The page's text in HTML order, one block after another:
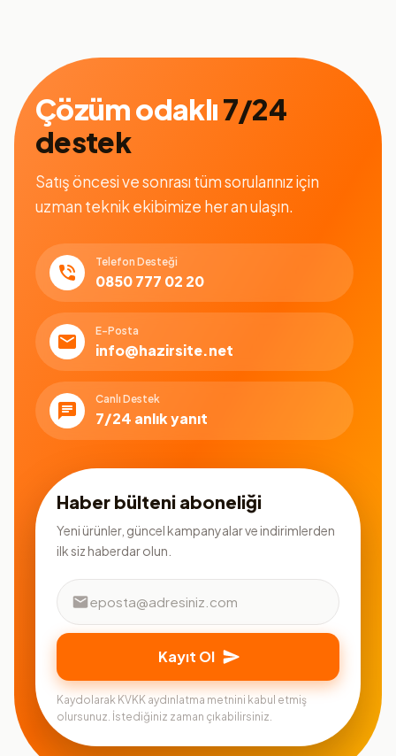
Çözüm odaklı7/24
destek
Satış öncesi ve sonrası tüm sorularınız için
uzman teknik ekibimize her an ulaşın.
Telefon Desteği
0850 777 02 20
E-Posta
info@hazirsite.net
Canlı Destek
7/24 anlık yanıt
Haber bülteni aboneliği
Yeni ürünler, güncel kampanyalar ve indirimlerden
ilk siz haberdar olun.
Kayıt Ol
Kaydolarak KVKK aydınlatma metnini kabul etmiş
olursunuz. İstediğiniz zaman çıkabilirsiniz.